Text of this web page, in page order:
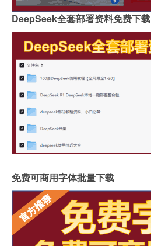
DeepSeek全套部署资料免费下载
免费可商用字体批量下载